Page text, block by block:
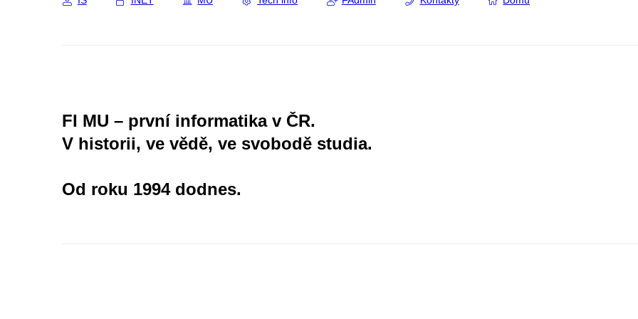
FI MU – první informatika v ČR.
V historii, ve vědě, ve svobodě studia.
Od roku 1994 dodnes.